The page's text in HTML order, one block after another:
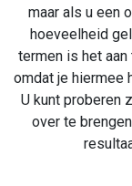
maar als u een
hoeveelheid
termen is het
omdat je hiermee
U kunt proberen
over te